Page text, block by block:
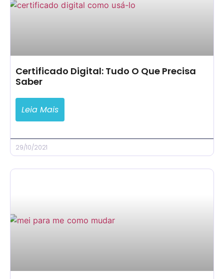
Certificado Digital: Tudo O Que Precisa
Saber
Leia Mais
29/10/2021